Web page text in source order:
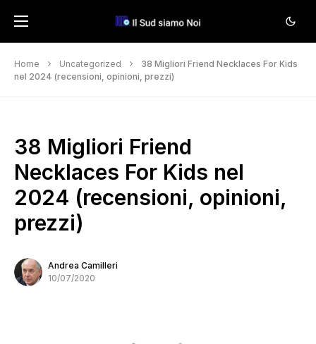
Home Uncategorized
38 Migliori Friend Necklaces For Kids
nel 2024 (recensioni, opinioni, prezzi)
38 Migliori Friend
Necklaces For Kids nel
2024 (recensioni, opinioni,
prezzi)
Andrea Camilleri
10/07/2020